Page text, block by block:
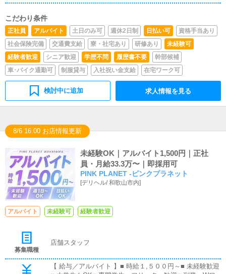
こだわり条件
正社員 アルバイト 土日のみ可 週休2日制 日払い可
資格手当あり
社会保険完備
交通費支給 寮・社宅あり 研修あり
未経験可
経験者歓迎
シニア歓迎 学歴不問 履歴書不要
幹部候補
車･バイク通勤可
制服貸与 入社祝い金支給 在宅ワーク可
検討中に追加 求人情報を見る
8/6 16:00 お店情報更新
未経験OK｜アルバイト1,500円｜正社
員・月給33.3万〜｜即採用可
PINK PLANET -ピンクプラネット
[デリヘル/和歌山市内]
アルバイト 未経験可 経験者歓迎
募集職種
店舗スタッフ
【 給与／アルバイト 】■ 時給１,５００円～■ 未経験歓迎